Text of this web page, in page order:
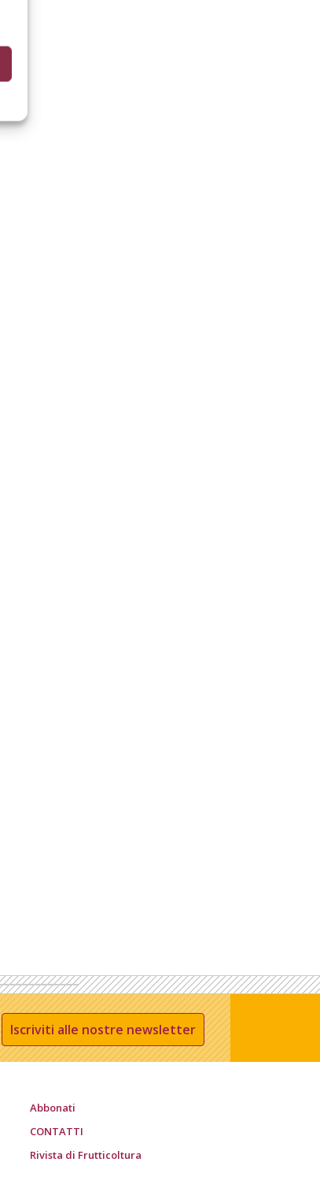
Iscriviti alle nostre newsletter
Abbonati
CONTATTI
Rivista di Frutticoltura